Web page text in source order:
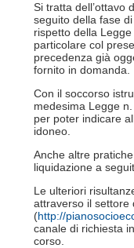
Si tratta dell’ottavo
seguito della fase di
rispetto della
particolare col
precedenza già
fornito in domanda.
Con il soccorso
medesima Legge
per poter indicare
idoneo.
Anche altre
liquidazione a
Le ulteriori
attraverso il settore
(http://
canale di richiesta
corso.